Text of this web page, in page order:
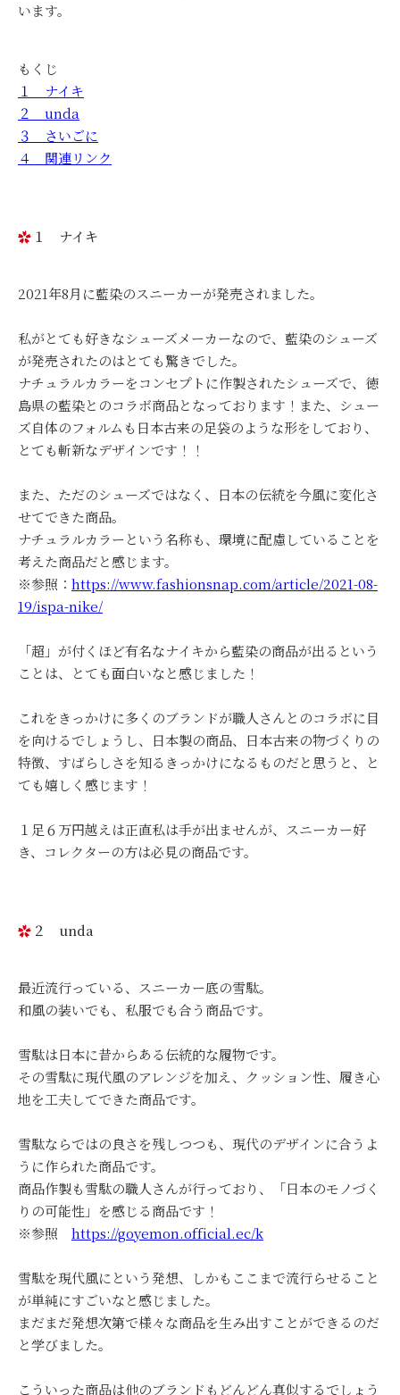
います。
もくじ
１ ナイキ
２ unda
３ さいごに
４ 関連リンク
１ ナイキ
2021年8月に藍染のスニーカーが発売されました。
私がとても好きなシューズメーカーなので、藍染のシューズ
が発売されたのはとても驚きでした。
ナチュラルカラーをコンセプトに作製されたシューズで、徳
島県の藍染とのコラボ商品となっております！また、シュー
ズ自体のフォルムも日本古来の足袋のような形をしており、
とても斬新なデザインです！！
また、ただのシューズではなく、日本の伝統を今風に変化さ
せてできた商品。
ナチュラルカラーという名称も、環境に配慮していることを
考えた商品だと感じます。
※参照： https://www.fashionsnap.com/article/2021-08-
19/ispa-nike/
「超」が付くほど有名なナイキから藍染の商品が出るという
ことは、とても面白いなと感じました！
これをきっかけに多くのブランドが職人さんとのコラボに目
を向けるでしょうし、日本製の商品、日本古来の物づくりの
特徴、すばらしさを知るきっかけになるものだと思うと、と
ても嬉しく感じます！
１足６万円越えは正直私は手が出ませんが、スニーカー好
き、コレクターの方は必見の商品です。
２ unda
最近流行っている、スニーカー底の雪駄。
和風の装いでも、私服でも合う商品です。
雪駄は日本に昔からある伝統的な履物です。
その雪駄に現代風のアレンジを加え、クッション性、履き心
地を工夫してできた商品です。
雪駄ならではの良さを残しつつも、現代のデザインに合うよ
うに作られた商品です。
商品作製も雪駄の職人さんが行っており、「日本のモノづく
りの可能性」を感じる商品です！
※参照 https://goyemon.official.ec/k
雪駄を現代風にという発想、しかもここまで流行らせること
が単純にすごいなと感じました。
まだまだ発想次第で様々な商品を生み出すことができるのだ
と学びました。
こういった商品は他のブランドもどんどん真似するでしょう